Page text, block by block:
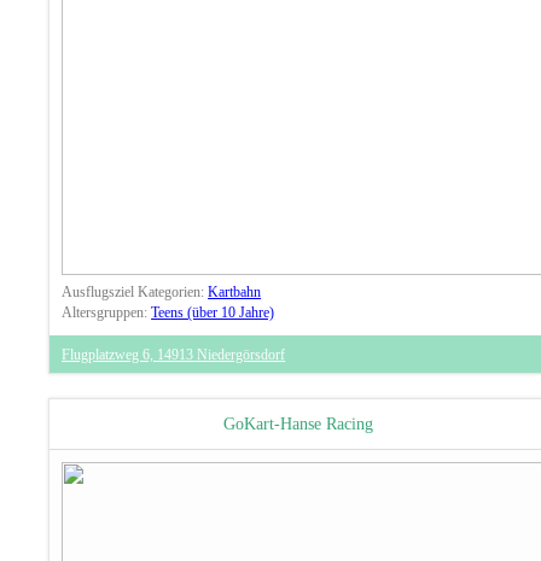
Ausflugsziel Kategorien:Kartbahn
Altersgruppen:Teens (über 10 Jahre)
Flugplatzweg 6, 14913 Niedergörsdorf
GoKart-Hanse Racing